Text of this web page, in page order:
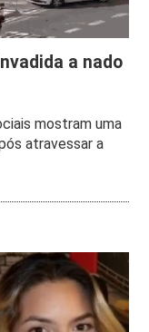
a nado
mostram uma
atravessar a